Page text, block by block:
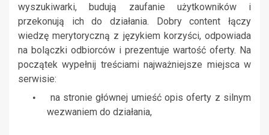
wyszukiwarki, budują zaufanie użytkowników i
przekonują ich do działania. Dobry content łączy
wiedzę merytoryczną z językiem korzyści, odpowiada
na bolączki odbiorców i prezentuje wartość oferty. Na
początek wypełnij treściami najważniejsze miejsca w
serwisie:
•
na stronie głównej umieść opis oferty z silnym
wezwaniem do działania,